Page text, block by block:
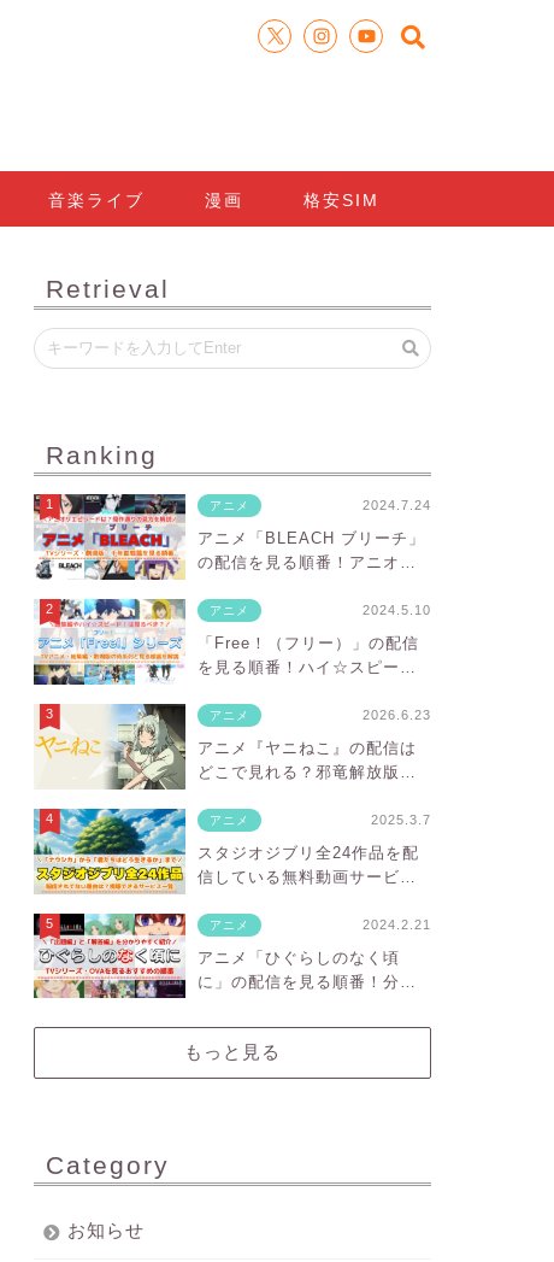
音楽ライブ 漫画 格安SIM
Retrieval
Ranking
アニメ 2024.7.24
アニメ「BLEACH ブリーチ」
の配信を見る順番！アニオリ
アニメ 2024.5.10
「Free！（フリー）」の配信
を見る順番！ハイ☆スピー
紹介
アニメ 2026.6.23
アニメ『ヤニねこ』の配信は
どこで見れる？邪竜解放版の
アニメ 2025.3.7
スタジオジブリ全24作品を配
信している無料動画サービス
は？
アニメ 2024.2.21
アニメ「ひぐらしのなく頃
に」の配信を見る順番！分か
クを紹介
もっと見る
Category
お知らせ